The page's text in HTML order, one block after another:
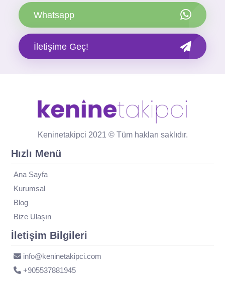
Whatsapp
İletişime Geç!
Keninetakipci 2021 © Tüm hakları saklıdır.
Hızlı Menü
Ana Sayfa
Kurumsal
Blog
Bize Ulaşın
İletişim Bilgileri
info@keninetakipci.com
+905537881945